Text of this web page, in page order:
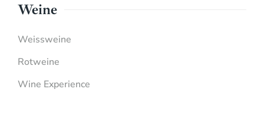
Weine
Weissweine
Rotweine
Wine Experience